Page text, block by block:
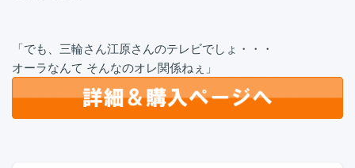
「でも、三輪さん江原さんのテレビでしょ・・・
オーラなんて そんなのオレ関係ねぇ」